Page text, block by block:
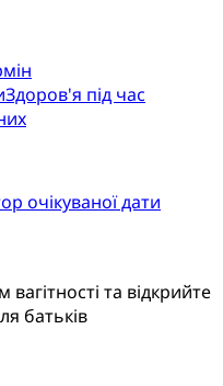
Здоров'я під час
очікуваної дати
та відкрийте
батьків